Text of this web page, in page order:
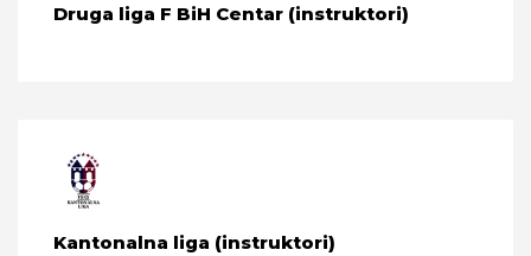
Druga liga F BiH Centar (instruktori)
Kantonalna liga (instruktori)